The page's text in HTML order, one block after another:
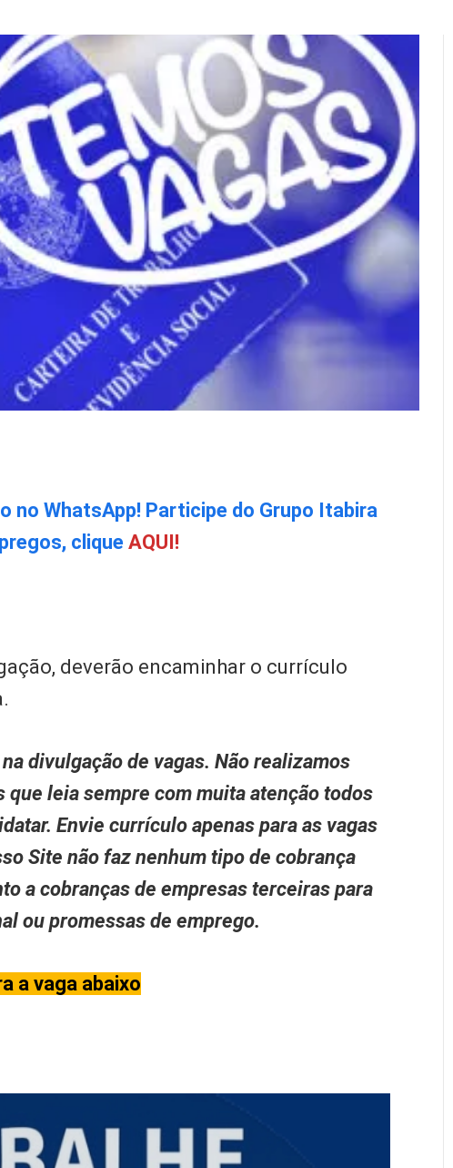
no WhatsApp! Participe do Grupo Itabira
clique AQUI!
deverão encaminhar o currículo
na divulgação de vagas. Não realizamos
leia sempre com muita atenção todos
Envie currículo apenas para as vagas
Site não faz nenhum tipo de cobrança
a cobranças de empresas terceiras para
ou promessas de emprego.
a vaga abaixo